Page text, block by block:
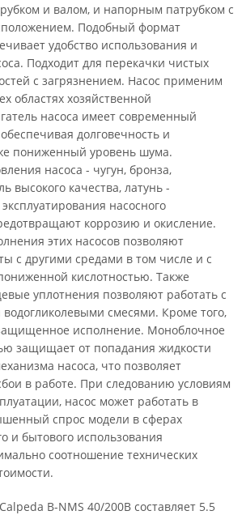
и валом, и напорным патрубком с
Подобный формат
удобство использования и
Подходит для перекачки чистых
с загрязнением. Насос применим
областях хозяйственной
насоса имеет современный
долговечность и
пониженный уровень шума.
насоса - чугун, бронза,
высокого качества, латунь -
насосного
коррозию и окисление.
этих насосов позволяют
с другими средами в том числе и с
кислотностью. Также
уплотнения позволяют работать с
смесями. Кроме того,
исполнение. Моноблочное
защищает от попадания жидкости
насоса, что позволяет
в работе. При следованию условиям
насос может работать в
спрос модели в сферах
и бытового использования
соотношение технических
B-NMS 40/200B составляет 5.5